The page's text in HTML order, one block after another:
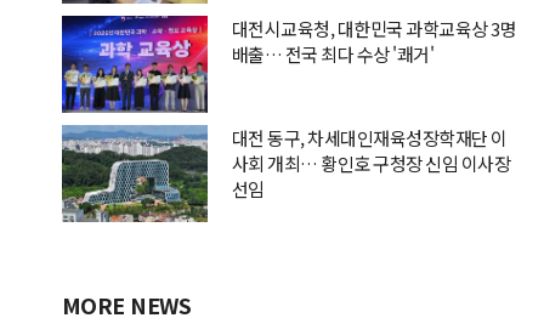
대전시교육청, 대한민국 과학교육상 3명
배출… 전국 최다 수상 '쾌거'
대전 동구, 차세대인재육성장학재단 이
사회 개최… 황인호 구청장 신임 이사장
선임
MORE NEWS